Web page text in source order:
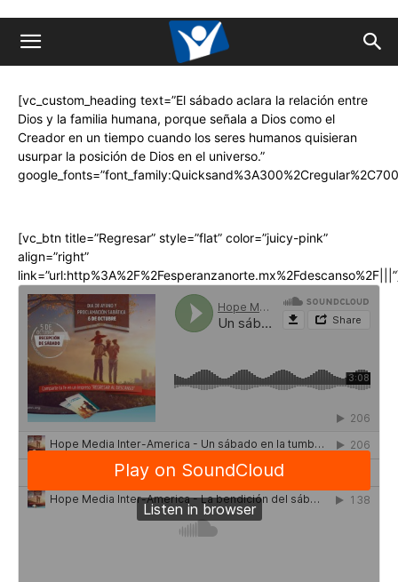
[vc_custom_heading text=”El sábado aclara la relación entre
Dios y la familia humana, porque señala a Dios como el
Creador en un tiempo cuando los seres humanos quisieran
usurpar la posición de Dios en el universo.”
[vc_btn title=”Regresar” style=”flat” color=”juicy-pink”
align=”right”